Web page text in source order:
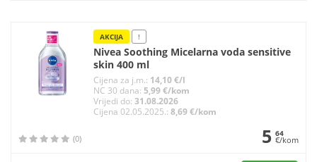
AKCIJA !
Nivea Soothing Micelarna voda sensitive
skin 400 ml
Cijena za j.m.: 14,10 €/l
NC 30 dana:5,99 €/kom
Vrijedi do:31.08.2026
Cijena 02.05.2025.:8,69 €/kom
(0) 5 64
€/kom